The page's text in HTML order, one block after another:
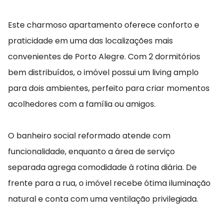
Este charmoso apartamento oferece conforto e
praticidade em uma das localizações mais
convenientes de Porto Alegre. Com 2 dormitórios
bem distribuídos, o imóvel possui um living amplo
para dois ambientes, perfeito para criar momentos
acolhedores com a família ou amigos.
O banheiro social reformado atende com
funcionalidade, enquanto a área de serviço
separada agrega comodidade à rotina diária. De
frente para a rua, o imóvel recebe ótima iluminação
natural e conta com uma ventilação privilegiada.